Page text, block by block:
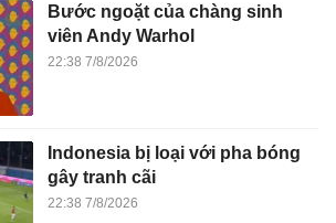
Bước ngoặt của chàng sinh
viên Andy Warhol
22:38 7/8/2026
Indonesia bị loại với pha bóng
gây tranh cãi
22:38 7/8/2026